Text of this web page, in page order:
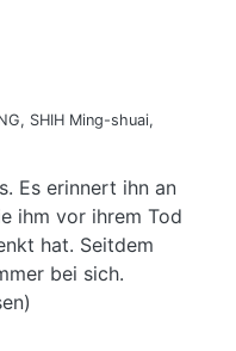
SHIH Ming-shuai,
Es erinnert ihn an
ihm vor ihrem Tod
hat. Seitdem
bei sich.